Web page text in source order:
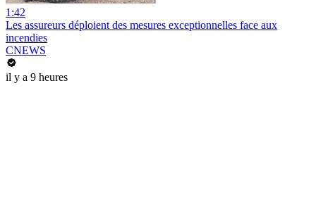
1:42
Les assureurs déploient des mesures exceptionnelles face aux
incendies
CNEWS
il y a 9 heures